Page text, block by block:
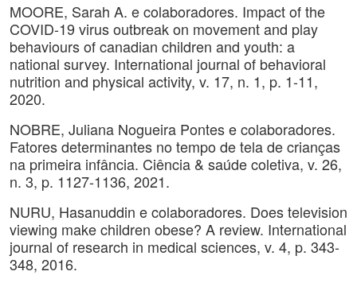
MOORE, Sarah A. e colaboradores. Impact of the
COVID-19 virus outbreak on movement and play
behaviours of canadian children and youth: a
national survey. International journal of behavioral
nutrition and physical activity, v. 17, n. 1, p. 1-11,
2020.
NOBRE, Juliana Nogueira Pontes e colaboradores.
Fatores determinantes no tempo de tela de crianças
na primeira infância. Ciência & saúde coletiva, v. 26,
n. 3, p. 1127-1136, 2021.
NURU, Hasanuddin e colaboradores. Does television
viewing make children obese? A review. International
journal of research in medical sciences, v. 4, p. 343-
348, 2016.